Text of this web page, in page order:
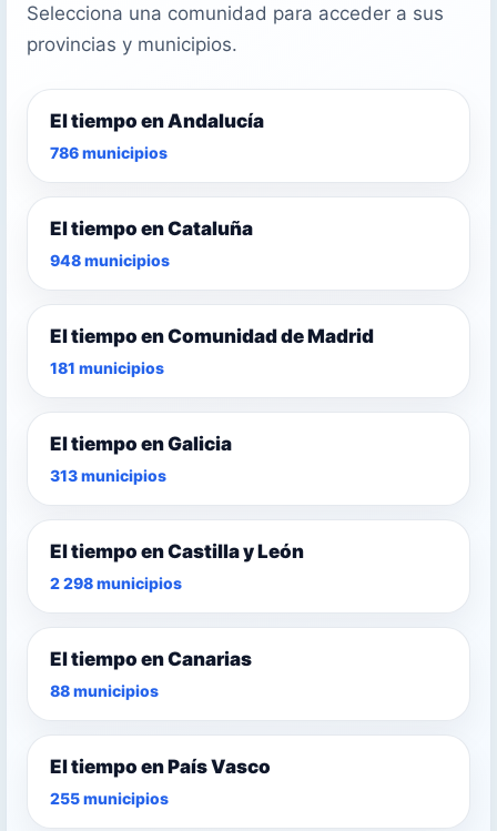
Selecciona una comunidad para acceder a sus
provincias y municipios.
El tiempo en Andalucía
786 municipios
El tiempo en Cataluña
948 municipios
El tiempo en Comunidad de Madrid
181 municipios
El tiempo en Galicia
313 municipios
El tiempo en Castilla y León
2 298 municipios
El tiempo en Canarias
88 municipios
El tiempo en País Vasco
255 municipios